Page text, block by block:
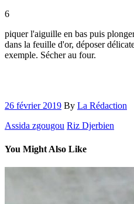
6
piquer l'aiguille en bas puis
dans la feuille d'or, déposer
exemple. Sécher au four.
26 février 2019 By La Rédaction
Assida zgougou Riz Djerbien
You Might Also Like